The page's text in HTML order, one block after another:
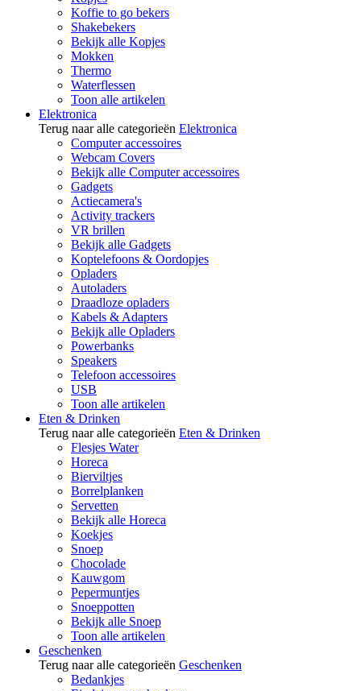
Koffie to go bekers
Shakebekers
Bekijk alle Kopjes
Mokken
Thermo
Waterflessen
Toon alle artikelen
Elektronica
Terug naar alle categorieën Elektronica
Computer accessoires
Webcam Covers
Bekijk alle Computer accessoires
Gadgets
Actiecamera's
Activity trackers
VR brillen
Bekijk alle Gadgets
Koptelefoons & Oordopjes
Opladers
Autoladers
Draadloze opladers
Kabels & Adapters
Bekijk alle Opladers
Powerbanks
Speakers
Telefoon accessoires
USB
Toon alle artikelen
Eten & Drinken
Terug naar alle categorieën Eten & Drinken
Flesjes Water
Horeca
Bierviltjes
Borrelplanken
Servetten
Bekijk alle Horeca
Koekjes
Snoep
Chocolade
Kauwgom
Pepermuntjes
Snoeppotten
Bekijk alle Snoep
Toon alle artikelen
Geschenken
Terug naar alle categorieën Geschenken
Bedankjes